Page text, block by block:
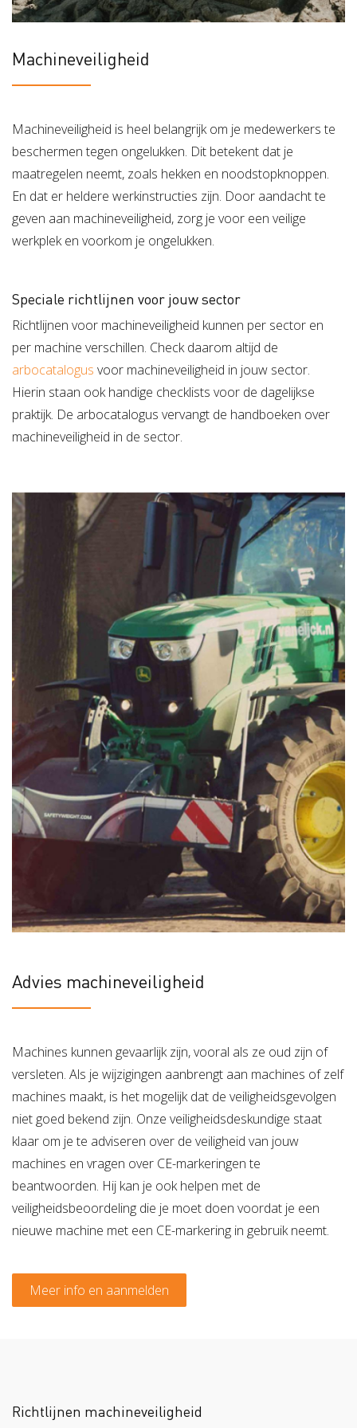
Machineveiligheid
Machineveiligheid is heel belangrijk om je medewerkers te
beschermen tegen ongelukken. Dit betekent dat je
maatregelen neemt, zoals hekken en noodstopknoppen.
En dat er heldere werkinstructies zijn. Door aandacht te
geven aan machineveiligheid, zorg je voor een veilige
werkplek en voorkom je ongelukken.
Speciale richtlijnen voor jouw sector
Richtlijnen voor machineveiligheid kunnen per sector en
per machine verschillen. Check daarom altijd de
arbocatalogus voor machineveiligheid in jouw sector.
Hierin staan ook handige checklists voor de dagelijkse
praktijk. De arbocatalogus vervangt de handboeken over
machineveiligheid in de sector.
Advies machineveiligheid
Machines kunnen gevaarlijk zijn, vooral als ze oud zijn of
versleten. Als je wijzigingen aanbrengt aan machines of zelf
machines maakt, is het mogelijk dat de veiligheidsgevolgen
niet goed bekend zijn. Onze veiligheidsdeskundige staat
klaar om je te adviseren over de veiligheid van jouw
machines en vragen over CE-markeringen te
beantwoorden. Hij kan je ook helpen met de
veiligheidsbeoordeling die je moet doen voordat je een
nieuwe machine met een CE-markering in gebruik neemt.
Meer info en aanmelden
Richtlijnen machineveiligheid